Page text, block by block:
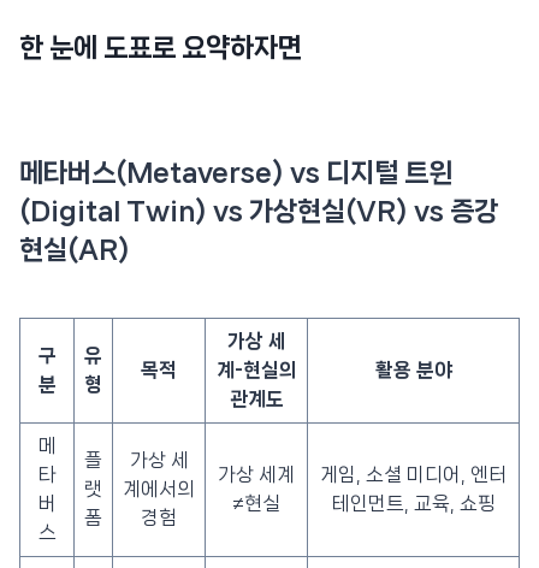
한 눈에 도표로 요약하자면
메타버스(Metaverse) vs 디지털 트윈
(Digital Twin) vs 가상현실(VR) vs 증강
현실(AR)
구
분
유
형
목적
가상 세
계-현실의
관계도
활용 분야
메
타
버
스
플
랫
폼
가상 세
계에서의
경험
가상 세계
≠현실
게임, 소셜 미디어, 엔터
테인먼트, 교육, 쇼핑